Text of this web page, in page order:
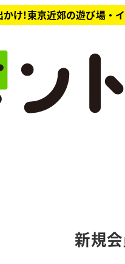
かけ!東京近郊の遊び場・
新規